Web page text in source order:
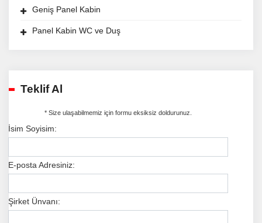
Geniş Panel Kabin
Panel Kabin WC ve Duş
Teklif Al
* Size ulaşabilmemiz için formu eksiksiz doldurunuz.
İsim Soyisim:
E-posta Adresiniz:
Şirket Ünvanı: